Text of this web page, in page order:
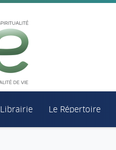
Librairie Le Répertoire